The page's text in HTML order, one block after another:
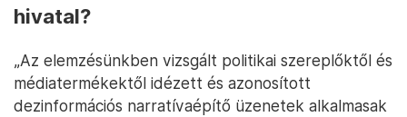
hivatal?
„Az elemzésünkben vizsgált politikai szereplőktől és
médiatermékektől idézett és azonosított
dezinformációs narratívaépítő üzenetek alkalmasak